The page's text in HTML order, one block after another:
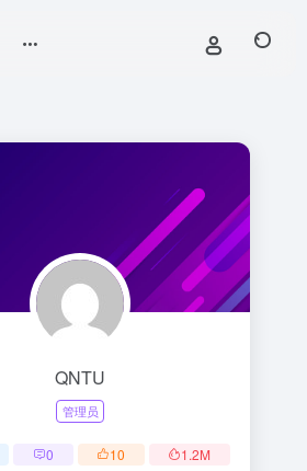
QNTU
管理员
0 10 1.2M